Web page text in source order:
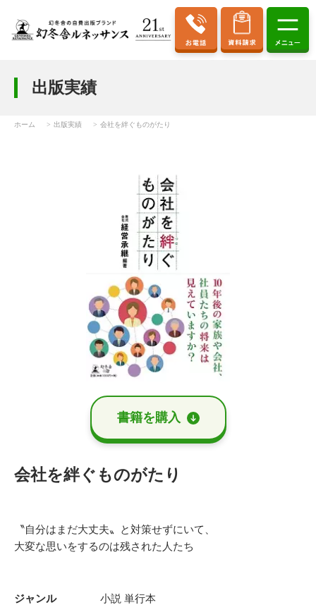
出版実績
ホーム 出版実績 会社を絆ぐものがたり
書籍を購⼊
会社を絆ぐものがたり
〝自分はまだ大丈夫〟と対策せずにいて、
大変な思いをするのは残された人たち
ジャンル 小説 単行本